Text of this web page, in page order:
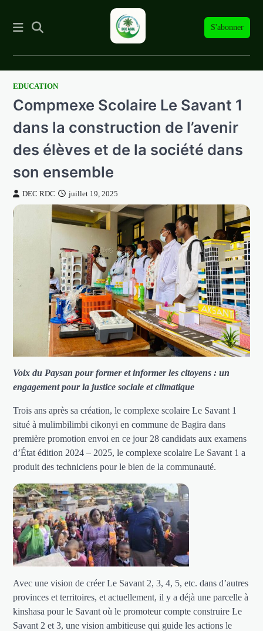
S'abonner
SkipEDUCATION
Compmexe Scolaire Le Savant 1
dans la construction de l’avenir
des élèves et de la société dans
son ensemble
DEC RDC juillet 19, 2025
Voix du Paysan pour former et informer les citoyens : un
engagement pour la justice sociale et climatique
Trois ans après sa création, le complexe scolaire Le Savant 1
situé à mulimbilimbi cikonyi en commune de Bagira dans
première promotion envoi en ce jour 28 candidats aux examens
d’État édition 2024 – 2025, le complexe scolaire Le Savant 1 a
produit des techniciens pour le bien de la communauté.
Avec une vision de créer Le Savant 2, 3, 4, 5, etc. dans d’autres
provinces et territoires, et actuellement, il y a déjà une parcelle à
kinshasa pour le Savant où le promoteur compte construire Le
Savant 2 et 3, une vision ambitieuse qui guide les actions le